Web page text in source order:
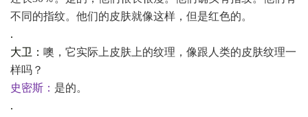
不同的指纹。他们的皮肤就像这样，但是红色的。
.
大卫： 噢，它实际上皮肤上的纹理，像跟人类的皮肤纹理一
样吗？
史密斯： 是的。
.